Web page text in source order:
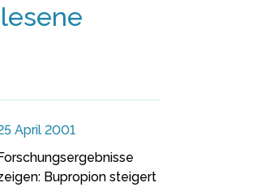
April 2001
Bupropion steigert